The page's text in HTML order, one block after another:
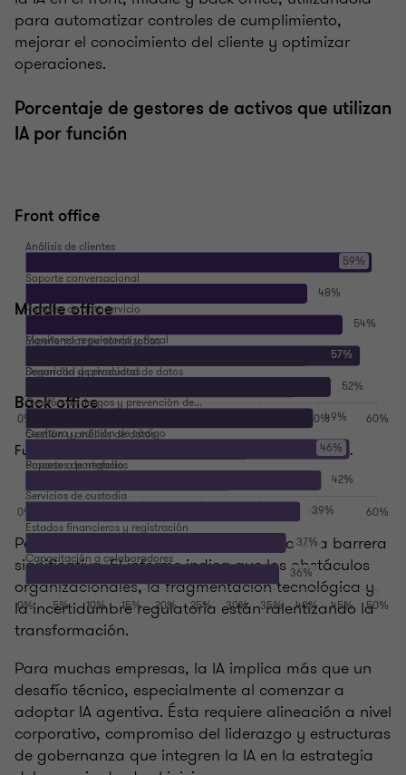
para automatizar controles de cumplimiento,
mejorar el conocimiento del cliente y optimizar
operaciones.
Porcentaje de gestores de activos que utilizan
IA por función
Front office
Middle office
Back office
Fuente: The AI-Powered Investment Firm, ThoughtLab, 2025.
Pero la complejidad interna representa una barrera
significativa. El informe indica que los obstáculos
organizacionales, la fragmentación tecnológica y
la incertidumbre regulatoria están ralentizando la
transformación.
Para muchas empresas, la IA implica más que un
desafío técnico, especialmente al comenzar a
adoptar IA agentiva. Ésta requiere alineación a nivel
corporativo, compromiso del liderazgo y estructuras
de gobernanza que integren la IA en la estrategia